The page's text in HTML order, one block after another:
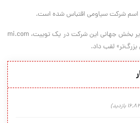
هوگو بارا (Hugo Barra) مدیر بخش جهانی این شرکت در یک توییت، mi.com
بزرگ‌تر» لقب داد.